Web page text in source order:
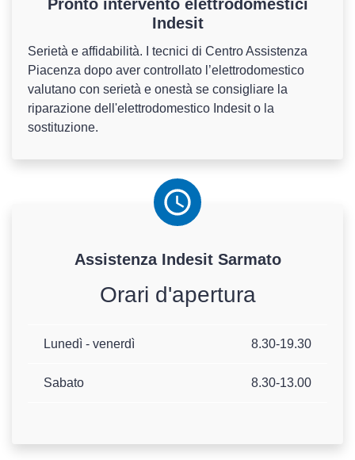
Pronto intervento elettrodomestici
Indesit
Serietà e affidabilità. I tecnici di Centro Assistenza
Piacenza dopo aver controllato l’elettrodomestico
valutano con serietà e onestà se consigliare la
riparazione dell'elettrodomestico Indesit o la
sostituzione.
Assistenza IndesitSarmato
Orari d'apertura
Lunedì - venerdì 8.30-19.30
Sabato 8.30-13.00